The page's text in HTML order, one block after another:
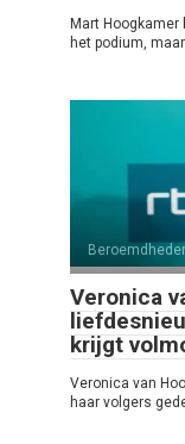
Mart
het podium,
Veronica
krijgt
Veronica van
haar volgers